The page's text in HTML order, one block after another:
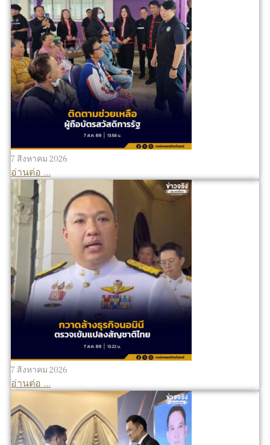
7 สิงหาคม 2026
อ่านต่อ ...
7 สิงหาคม 2026
อ่านต่อ ...